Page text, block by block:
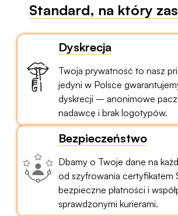
Standard, na który
Dyskrecja
Twoja prywatność to nasz
jedyni w Polsce
dyskrecji – anonimowe
nadawcę i brak logotypów.
Bezpieczeństwo
Dbamy o Twoje dane na
od szyfrowania certyfikatem
bezpieczne płatności i
sprawdzonymi kurierami.